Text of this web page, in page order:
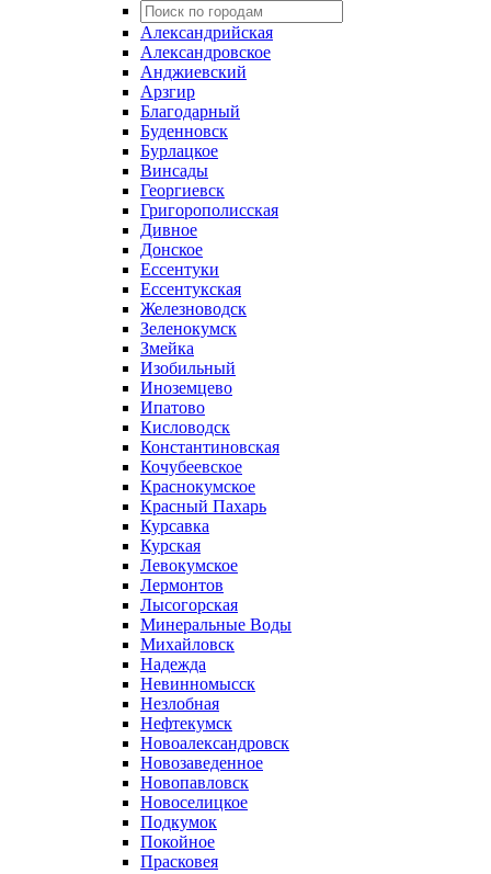
Александрийская
Александровское
Анджиевский
Арзгир
Благодарный
Буденновск
Бурлацкое
Винсады
Георгиевск
Григорополисская
Дивное
Донское
Ессентуки
Ессентукская
Железноводск
Зеленокумск
Змейка
Изобильный
Иноземцево
Ипатово
Кисловодск
Константиновская
Кочубеевское
Краснокумское
Красный Пахарь
Курсавка
Курская
Левокумское
Лермонтов
Лысогорская
Минеральные Воды
Михайловск
Надежда
Невинномысск
Незлобная
Нефтекумск
Новоалександровск
Новозаведенное
Новопавловск
Новоселицкое
Подкумок
Покойное
Прасковея